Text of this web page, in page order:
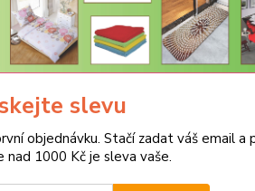
Hledat
jednobarevné s vodoodpudivou úpravou
- modrý
slevu
objednávku. Stačí zadat váš email a
nad 1000 Kč je sleva vaše.